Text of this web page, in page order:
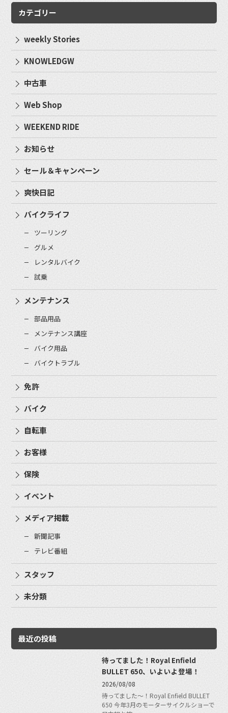
カテゴリー
weekly Stories
KNOWLEDGW
中古車
Web Shop
WEEKEND RIDE
お知らせ
セール＆キャンペーン
爽快日記
バイクライフ
ツーリング
グルメ
レンタルバイク
試乗
メンテナンス
部品用品
メンテナンス講座
バイク用品
バイクトラブル
免許
バイク
自転車
お客様
保険
イベント
メディア掲載
新聞記事
テレビ番組
スタッフ
未分類
最近の投稿
待ってました！Royal Enfield
BULLET 650、いよいよ登場！
2026/08/08
待ってました〜！Royal Enfield BULLET
650 今年3月のモーターサイクルショーで